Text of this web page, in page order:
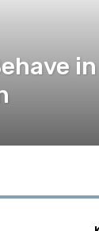
in